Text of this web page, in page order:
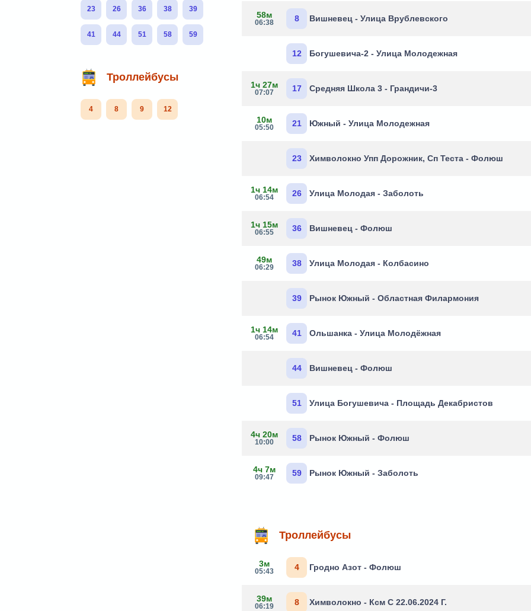
23 26 36 38 39
41 44 51 58 59
Троллейбусы
4 8 9 12
58м
06:38 8 Вишневец - Улица Врублевского
12 Богушевича-2 - Улица Молодежная
1ч 27м
07:07 17 Средняя Школа 3 - Грандичи-3
10м
05:50 21 Южный - Улица Молодежная
23 Химволокно Упп Дорожник, Сп Теста - Фолюш
1ч 14м
06:54 26 Улица Молодая - Заболоть
1ч 15м
06:55 36 Вишневец - Фолюш
49м
06:29 38 Улица Молодая - Колбасино
39 Рынок Южный - Областная Филармония
1ч 14м
06:54 41 Ольшанка - Улица Молодёжная
44 Вишневец - Фолюш
51 Улица Богушевича - Площадь Декабристов
4ч 20м
10:00 58 Рынок Южный - Фолюш
4ч 7м
09:47 59 Рынок Южный - Заболоть
Троллейбусы
3м
05:43 4 Гродно Азот - Фолюш
39м
06:19 8 Химволокно - Ксм С 22.06.2024 Г.